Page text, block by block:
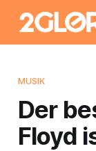
MUSIK
Der
Floyd